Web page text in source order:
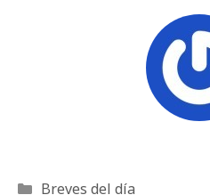
Categorías
Breves del día